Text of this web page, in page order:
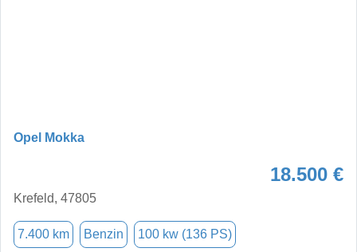
Opel Mokka
18.500 €
Krefeld, 47805
7.400 km Benzin 100 kw (136 PS)